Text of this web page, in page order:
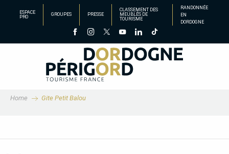
principal
ESPACE
PRO
GROUPES PRESSE
CLASSEMENT DES
MEUBLÉS DE
TOURISME
RANDONNÉE
EN
DORDOGNE
Home Gite Petit Balou